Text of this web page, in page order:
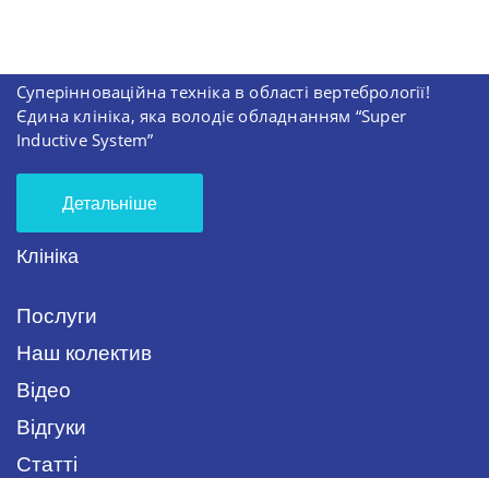
Суперінноваційна техніка в області вертебрології!
Єдина клініка, яка володіє обладнанням “Super
Inductive System”
Детальніше
Клініка
Послуги
Наш колектив
Відео
Відгуки
Статті